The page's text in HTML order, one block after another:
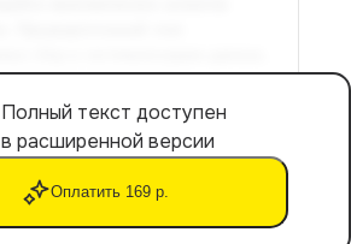
Полный текст доступен
в расширенной версии
Оплатить 169 р.